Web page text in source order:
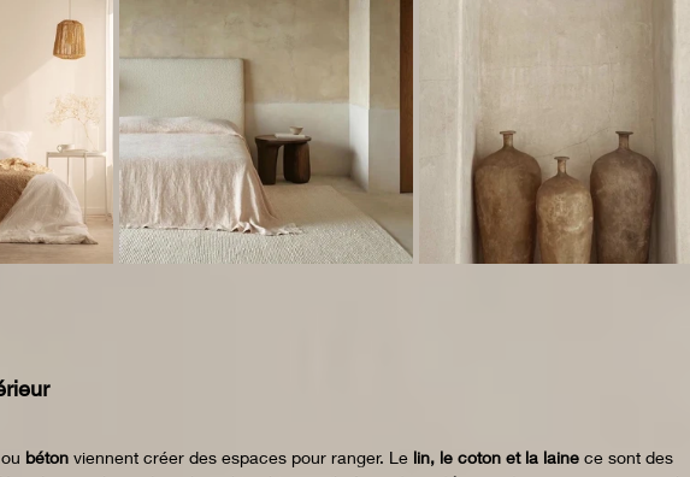
béton viennent créer des espaces pour ranger. Le lin, le coton et la laine ce sont des